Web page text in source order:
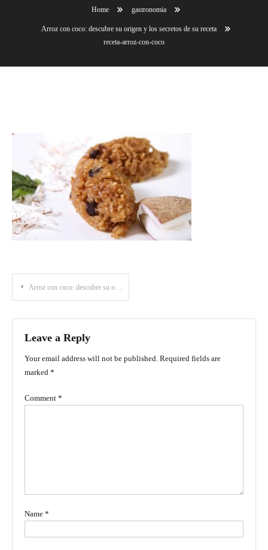
Home gastronomia
Arroz con coco: descubre su origen y los secretos de su receta
receta-arroz-con-coco
Post
navigation
Arroz con coco: descubre su origen y los secretos de su receta
Leave a Reply
Your email address will not be published. Required fields are
marked *
Comment *
Name *